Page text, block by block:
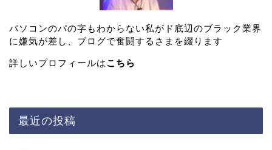
パソコンのパの字もわからない私がド底辺のブラック業界
に嫌気が差し、ブログで奮闘するさまを綴ります
詳しいプロフィールはこちら
最近の投稿